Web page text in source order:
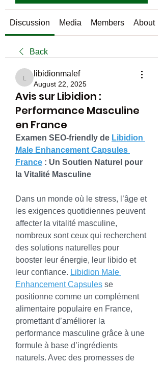
Discussion Media Members About
Back
libidionmalef
libidionmalef
August 22, 2025
Avis sur Libidion :
Performance Masculine
en France
Examen SEO-friendly de Libidion
Male Enhancement Capsules
France : Un Soutien Naturel pour
la Vitalité Masculine
Dans un monde où le stress, l’âge et
les exigences quotidiennes peuvent
affecter la vitalité masculine,
nombreux sont ceux qui recherchent
des solutions naturelles pour
booster leur énergie, leur libido et
leur confiance. Libidion Male
Enhancement Capsules se
positionne comme un complément
alimentaire populaire en France,
promettant d’améliorer la
performance masculine grâce à une
formule à base d’ingrédients
naturels. Avec des promesses de